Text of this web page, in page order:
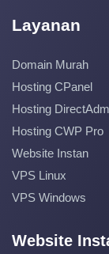
Layanan
Domain Murah
Hosting CPanel
Hosting
Hosting CWP Pro
Website Instan
VPS Linux
VPS Windows
Website